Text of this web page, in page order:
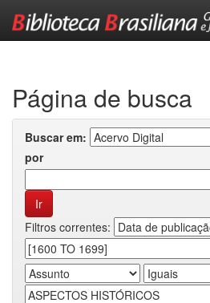
Página de busca
Buscar em:
por
Filtros correntes: